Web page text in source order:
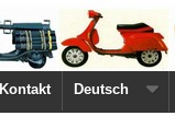
Deutsch
Kontakt